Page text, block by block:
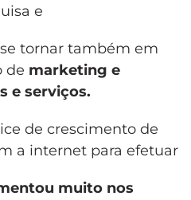
e
tornar também em
de marketing e
e serviços.
de crescimento de
a internet para efetuar
muito nos